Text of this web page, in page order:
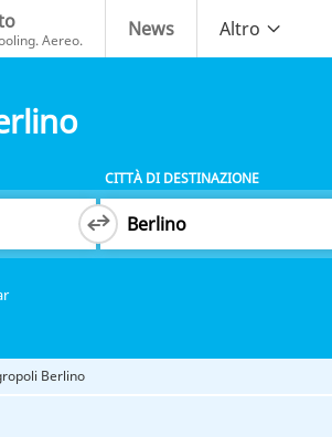
Aereo. News Altro
CITTÀ DI DESTINAZIONE
Berlino